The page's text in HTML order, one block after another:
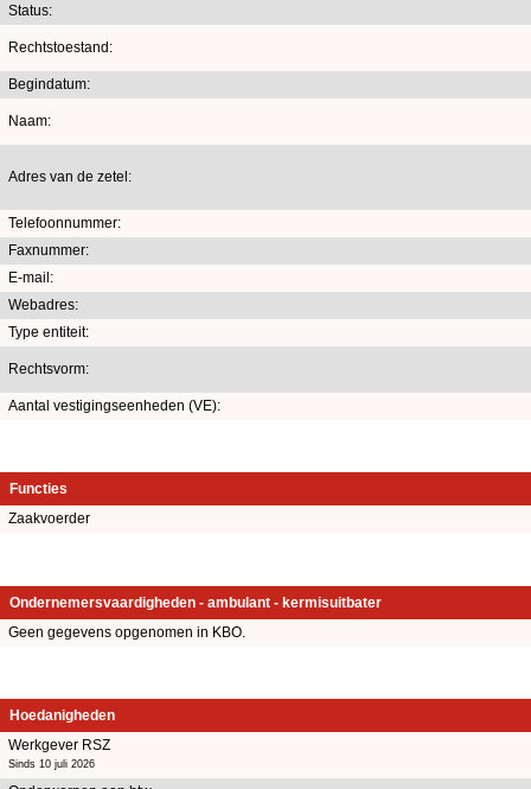
Status:
Rechtstoestand:
Begindatum:
Naam:
Adres van de zetel:
Telefoonnummer:
Faxnummer:
E-mail:
Webadres:
Type entiteit:
Rechtsvorm:
Aantal vestigingseenheden (VE):
Functies
Zaakvoerder
Ondernemersvaardigheden - ambulant - kermisuitbater
Geen gegevens opgenomen in KBO.
Hoedanigheden
Werkgever RSZ
Sinds 10 juli 2026